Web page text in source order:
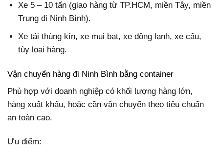
Xe 5 – 10 tấn (giao hàng từ TP.HCM, miền Tây, miền
Trung đi Ninh Bình).
Xe tải thùng kín, xe mui bạt, xe đông lạnh, xe cẩu,
tùy loại hàng.
Vận chuyển hàng đi Ninh Bình bằng container
Phù hợp với doanh nghiệp có khối lượng hàng lớn,
hàng xuất khẩu, hoặc cần vận chuyển theo tiêu chuẩn
an toàn cao.
Ưu điểm: